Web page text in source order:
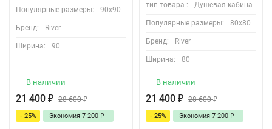
Популярные размеры: 90х90
Бренд: River
Ширина: 90
В наличии
21 400 ₽ 28 600₽
- 25% Экономия 7 200 ₽
тип товара : Душевая кабина
Популярные размеры: 80х80
Бренд: River
Ширина: 80
В наличии
21 400 ₽ 28 600₽
- 25% Экономия 7 200 ₽